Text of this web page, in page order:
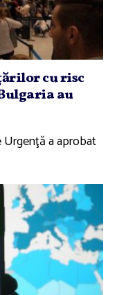
cu risc
au
a aprobat